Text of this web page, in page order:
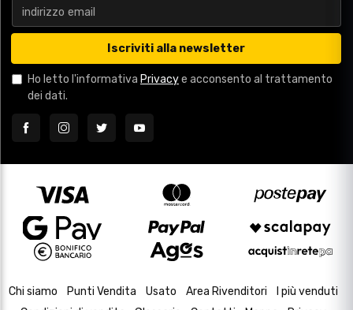
Iscriviti alla newsletter
Ho letto l'informativa Privacye acconsento al trattamento
dei dati.
Chi siamo Punti Vendita Usato Area Rivenditori
I più venduti